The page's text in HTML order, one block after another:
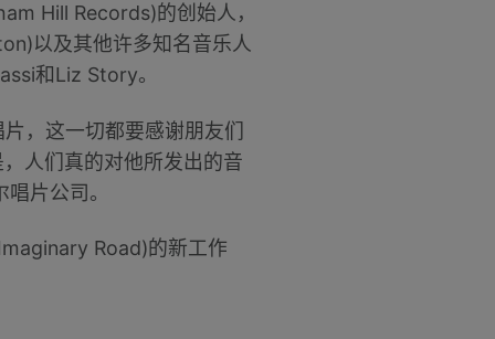
Hill Records)的创始人，
以及其他许多知名音乐人
和Liz Story。
，这一切都要感谢朋友们
人们真的对他所发出的音
片公司。
Road)的新工作